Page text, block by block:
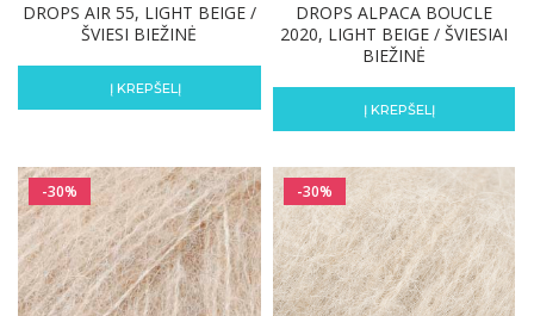
DROPS AIR 55, LIGHT BEIGE /
ŠVIESI BIEŽINĖ
Į KREPŠELĮ
DROPS ALPACA BOUCLE
2020, LIGHT BEIGE / ŠVIESIAI
BIEŽINĖ
Į KREPŠELĮ
-30% -30%